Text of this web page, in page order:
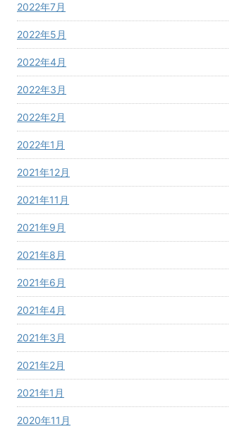
2022年7月
2022年5月
2022年4月
2022年3月
2022年2月
2022年1月
2021年12月
2021年11月
2021年9月
2021年8月
2021年6月
2021年4月
2021年3月
2021年2月
2021年1月
2020年11月